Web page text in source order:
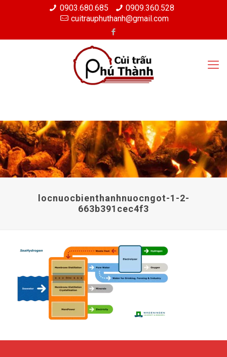
0903.680.685
0909.360.528
cuitrauphuthanh@gmail.com
locnuocbienthanhnuocngot-1-2-
663b391cec4f3